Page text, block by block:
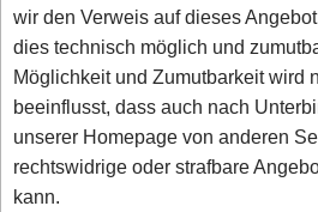
wir den Verweis auf dieses
dies technisch möglich und
Möglichkeit und Zumutbarkeit wird
beeinflusst, dass auch nach
unserer Homepage von anderen
rechtswidrige oder strafbare
kann.